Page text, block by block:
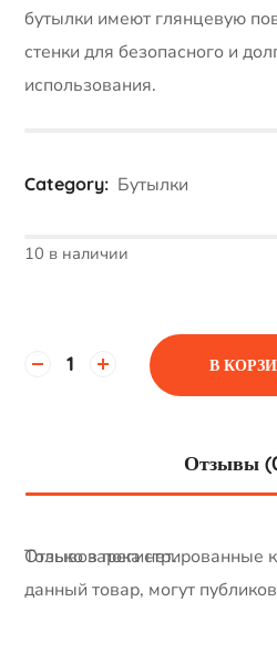
бутылки имеют глянцевую
стенки для безопасного и
использования.
Category: Бутылки
10 в наличии
В
Отзывы
Отзывов пока нет.
Только зарегистрированные
данный товар, могут